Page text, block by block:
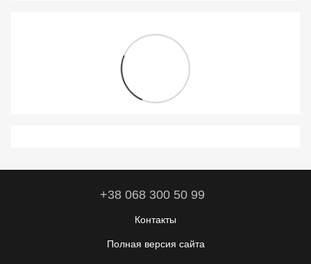
+38 068 300 50 99
Контакты
Полная версия сайта